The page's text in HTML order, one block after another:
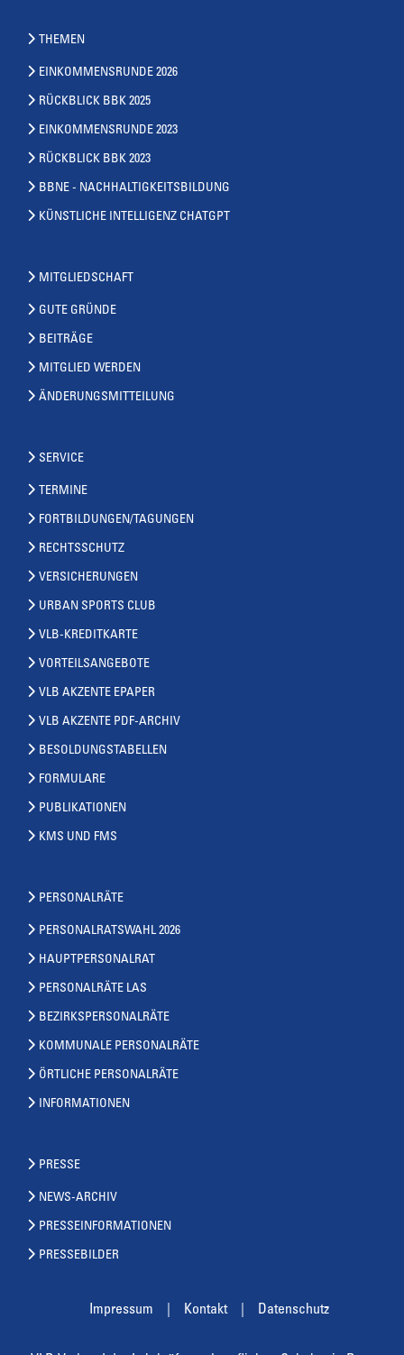
THEMEN
EINKOMMENSRUNDE 2026
RÜCKBLICK BBK 2025
EINKOMMENSRUNDE 2023
RÜCKBLICK BBK 2023
BBNE - NACHHALTIGKEITSBILDUNG
KÜNSTLICHE INTELLIGENZ CHATGPT
MITGLIEDSCHAFT
GUTE GRÜNDE
BEITRÄGE
MITGLIED WERDEN
ÄNDERUNGSMITTEILUNG
SERVICE
TERMINE
FORTBILDUNGEN/TAGUNGEN
RECHTSSCHUTZ
VERSICHERUNGEN
URBAN SPORTS CLUB
VLB-KREDITKARTE
VORTEILSANGEBOTE
VLB AKZENTE EPAPER
VLB AKZENTE PDF-ARCHIV
BESOLDUNGSTABELLEN
FORMULARE
PUBLIKATIONEN
KMS UND FMS
PERSONALRÄTE
PERSONALRATSWAHL 2026
HAUPTPERSONALRAT
PERSONALRÄTE LAS
BEZIRKSPERSONALRÄTE
KOMMUNALE PERSONALRÄTE
ÖRTLICHE PERSONALRÄTE
INFORMATIONEN
PRESSE
NEWS-ARCHIV
PRESSEINFORMATIONEN
PRESSEBILDER
Impressum Kontakt Datenschutz